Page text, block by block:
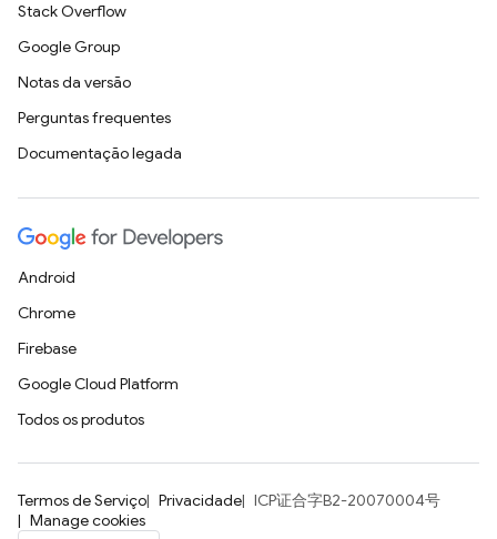
Stack Overflow
Google Group
Notas da versão
Perguntas frequentes
Documentação legada
Android
Chrome
Firebase
Google Cloud Platform
Todos os produtos
Termos de Serviço Privacidade
ICP证合字B2-20070004号
Manage cookies